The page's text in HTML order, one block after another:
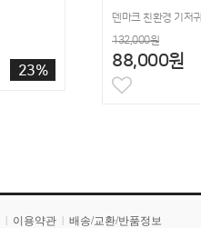
23%
덴마크 친환경 기저귀
132,000원
88,000원
| 이용약관 | 배송/교환/반품정보